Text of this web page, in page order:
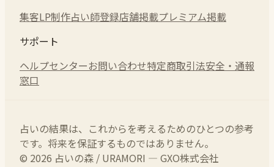
集客LP制作占い師登録店舗掲載プレミアム掲載
サポート
ヘルプセンターお問い合わせ特定商取引法安全・通報
窓口
占いの結果は、これからを考えるためのひとつの参考
です。将来を保証するものではありません。
© 2026 占いの森 / URAMORI — GXO株式会社